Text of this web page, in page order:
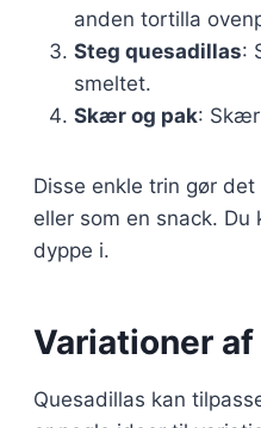
anden tortilla
Steg quesadillas:
smeltet.
Skær og pak:
Disse enkle trin gør
eller som en snack.
dyppe i.
Variationer
Quesadillas kan